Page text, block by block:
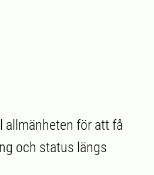
allmänheten för att få
och status längs